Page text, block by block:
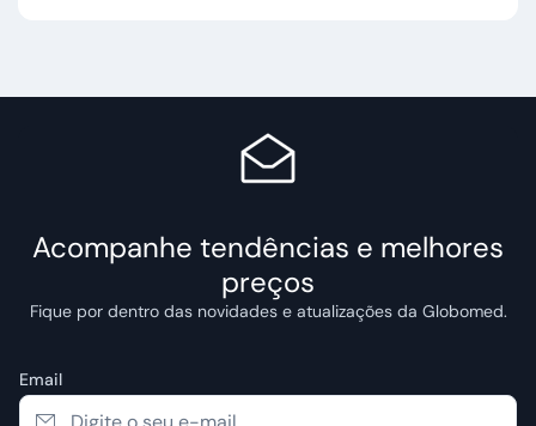
Acompanhe tendências e melhores
preços
Fique por dentro das novidades e atualizações da Globomed.
Email